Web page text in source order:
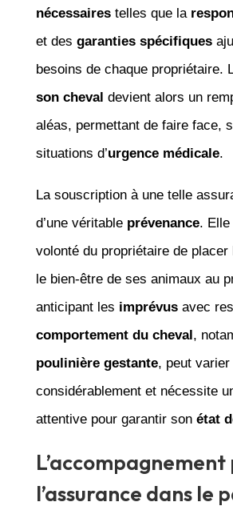
nécessairestelles que la
et des garanties spécifiques
besoins de chaque propriétaire.
son cheval devient alors un
aléas, permettant de faire face,
situations d’urgence médicale.
La souscription à une telle
d’une véritable prévenance. Elle
volonté du propriétaire de placer
le bien-être de ses animaux au
anticipant les imprévusavec
comportement du cheval,
poulinière gestante, peut varier
considérablement et nécessite
attentive pour garantir son état
l’assurance dans le